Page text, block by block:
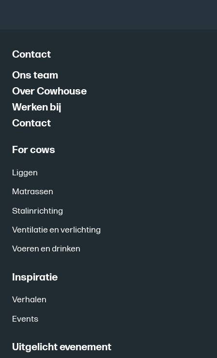
Contact
Ons team
Over Cowhouse
Werken bij
Contact
For cows
Liggen
Matrassen
Stalinrichting
Ventilatie en verlichting
Voeren en drinken
Inspiratie
Verhalen
Events
Uitgelicht evenement